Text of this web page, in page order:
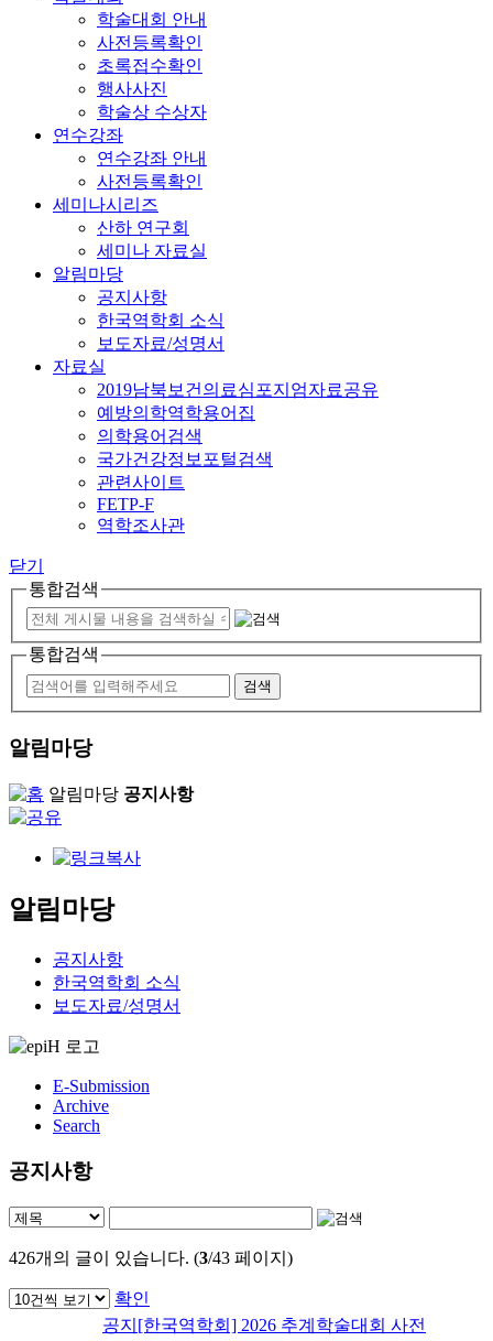
학술대회 안내
사전등록확인
초록접수확인
행사사진
학술상 수상자
연수강좌
연수강좌 안내
사전등록확인
세미나시리즈
산하 연구회
세미나 자료실
알림마당
공지사항
한국역학회 소식
보도자료/성명서
자료실
2019남북보건의료심포지엄자료공유
예방의학역학용어집
의학용어검색
국가건강정보포털검색
관련사이트
FETP-F
역학조사관
닫기
통합검색
통합검색
알림마당
알림마당 공지사항
알림마당
공지사항
한국역학회 소식
보도자료/성명서
E-Submission
Archive
Search
공지사항
426개의 글이 있습니다. (3/43 페이지)
확인
공지 [한국역학회] 2026 추계학술대회 사전